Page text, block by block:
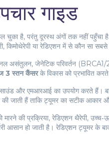
गाइड
है, परंतु दूरस्थ अंगों तक नहीं पहुँचा है
या रेडिएशन में से कौन सा सबसे
असंतुलन, जेनेटिक परिवर्तन
3 स्तन कैंसरके विकास को प्रभावित
और एमआरआई का उपयोग करते हैं।
जाती हैं ताकि ट्यूमर का सटीक आकार
की प्रक्रिया, रेडिएशन थैरेपी,
आसान हो जाती है। रेडिएशन ट्यूमर के